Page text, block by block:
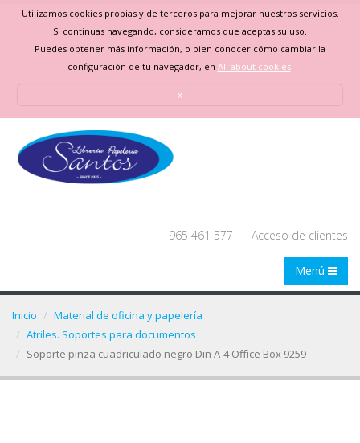
Utilizamos cookies propias y de terceros para mejorar nuestros servicios.
Si continuas navegando, consideramos que aceptas su uso.
Puedes obtener más información, o bien conocer cómo cambiar la
configuración de tu navegador, en All about cookies.
x
965 461 577 Acceso de clientes
Menú
Inicio
Material de oficina y papelería
Atriles. Soportes para documentos
Soporte pinza cuadriculado negro Din A-4 Office Box 9259